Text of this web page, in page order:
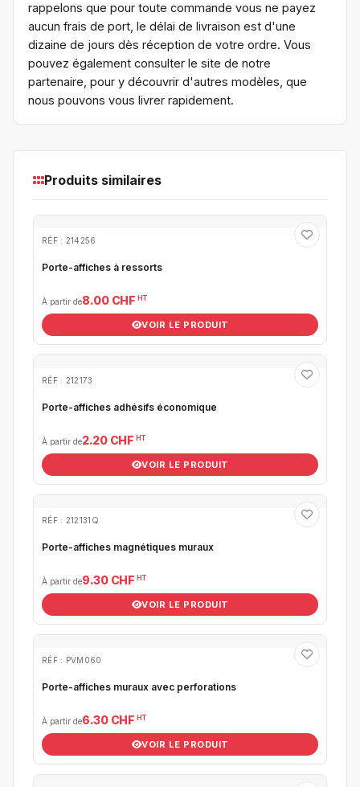
rappelons que pour toute commande vous ne payez
aucun frais de port, le délai de livraison est d'une
dizaine de jours dès réception de votre ordre. Vous
pouvez également consulter le site de notre
partenaire, pour y découvrir d'autres modèles, que
nous pouvons vous livrer rapidement.
Produits similaires
RÉF : 214256
Porte-affiches à ressorts
À partir de8.00 CHF HT
VOIR LE PRODUIT
RÉF : 212173
Porte-affiches adhésifs économique
À partir de2.20 CHF HT
VOIR LE PRODUIT
RÉF : 212131Q
Porte-affiches magnétiques muraux
À partir de9.30 CHF HT
VOIR LE PRODUIT
RÉF : PVM060
Porte-affiches muraux avec perforations
À partir de6.30 CHF HT
VOIR LE PRODUIT